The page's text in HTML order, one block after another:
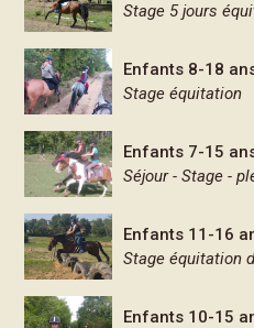
Stage 5 jours
Enfants 8-18
Stage équitation
Enfants 7-15
Séjour - Stage -
Enfants 11-16
Stage équitation
Enfants 10-15